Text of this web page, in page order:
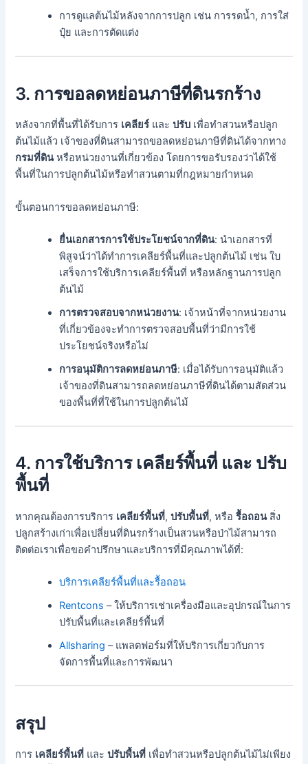
การดูแลต้นไม้หลังจากการปลูก เช่น การรดน้ำ, การใส่
ปุ๋ย และการตัดแต่ง
3. การขอลดหย่อนภาษีที่ดินรกร้าง
หลังจากที่พื้นที่ได้รับการ เคลียร์ และปรับ เพื่อทำสวนหรือปลูก
ต้นไม้แล้ว เจ้าของที่ดินสามารถขอลดหย่อนภาษีที่ดินได้จากทาง
กรมที่ดินหรือหน่วยงานที่เกี่ยวข้อง โดยการขอรับรองว่าได้ใช้
พื้นที่ในการปลูกต้นไม้หรือทำสวนตามที่กฎหมายกำหนด
ขั้นตอนการขอลดหย่อนภาษี:
ยื่นเอกสารการใช้ประโยชน์จากที่ดิน: นำเอกสารที่
พิสูจน์ว่าได้ทำการเคลียร์พื้นที่และปลูกต้นไม้ เช่น ใบ
เสร็จการใช้บริการเคลียร์พื้นที่ หรือหลักฐานการปลูก
ต้นไม้
การตรวจสอบจากหน่วยงาน: เจ้าหน้าที่จากหน่วยงาน
ที่เกี่ยวข้องจะทำการตรวจสอบพื้นที่ว่ามีการใช้
ประโยชน์จริงหรือไม่
การอนุมัติการลดหย่อนภาษี: เมื่อได้รับการอนุมัติแล้ว
เจ้าของที่ดินสามารถลดหย่อนภาษีที่ดินได้ตามสัดส่วน
ของพื้นที่ที่ใช้ในการปลูกต้นไม้
4. การใช้บริการ เคลียร์พื้นที่ และ ปรับ
พื้นที่
หากคุณต้องการบริการ เคลียร์พื้นที่,ปรับพื้นที่, หรือรื้อถอนสิ่ง
ปลูกสร้างเก่าเพื่อเปลี่ยนที่ดินรกร้างเป็นสวนหรือป่าไม้สามารถ
ติดต่อเราเพื่อขอคำปรึกษาและบริการที่มีคุณภาพได้ที่:
บริการเคลียร์พื้นที่และรื้อถอน
Rentcons – ให้บริการเช่าเครื่องมือและอุปกรณ์ในการ
ปรับพื้นที่และเคลียร์พื้นที่
Allsharing – แพลตฟอร์มที่ให้บริการเกี่ยวกับการ
จัดการพื้นที่และการพัฒนา
สรุป
การ เคลียร์พื้นที่ และปรับพื้นที่ เพื่อทำสวนหรือปลูกต้นไม้ไม่เพียง